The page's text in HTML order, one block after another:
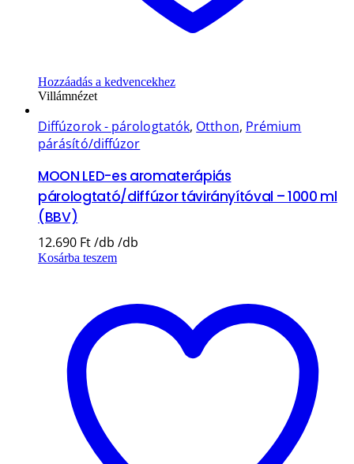
Hozzáadás a kedvencekhez
Villámnézet
Diffúzorok - párologtatók, Otthon, Prémium
párásító/diffúzor
MOON LED-es aromaterápiás
párologtató/diffúzor távirányítóval – 1000 ml
(BBV)
12.690 Ft
Kosárba teszem